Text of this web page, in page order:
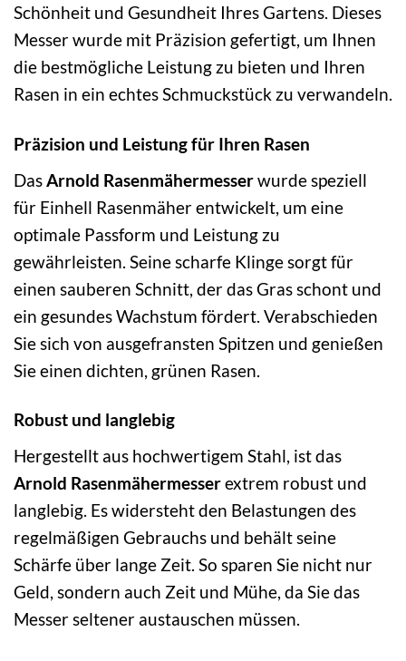
Schönheit und Gesundheit Ihres Gartens. Dieses
Messer wurde mit Präzision gefertigt, um Ihnen
die bestmögliche Leistung zu bieten und Ihren
Rasen in ein echtes Schmuckstück zu verwandeln.
Präzision und Leistung für Ihren Rasen
Das Arnold Rasenmähermesserwurde speziell
für Einhell Rasenmäher entwickelt, um eine
optimale Passform und Leistung zu
gewährleisten. Seine scharfe Klinge sorgt für
einen sauberen Schnitt, der das Gras schont und
ein gesundes Wachstum fördert. Verabschieden
Sie sich von ausgefransten Spitzen und genießen
Sie einen dichten, grünen Rasen.
Robust und langlebig
Hergestellt aus hochwertigem Stahl, ist das
Arnold Rasenmähermesserextrem robust und
langlebig. Es widersteht den Belastungen des
regelmäßigen Gebrauchs und behält seine
Schärfe über lange Zeit. So sparen Sie nicht nur
Geld, sondern auch Zeit und Mühe, da Sie das
Messer seltener austauschen müssen.